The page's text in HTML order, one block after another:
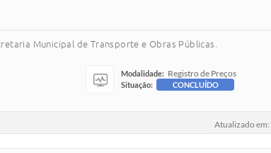
Municipal de Transporte e Obras Públicas.
Modalidade: Registro de Preços
Situação: CONCLUÍDO
Atualizado